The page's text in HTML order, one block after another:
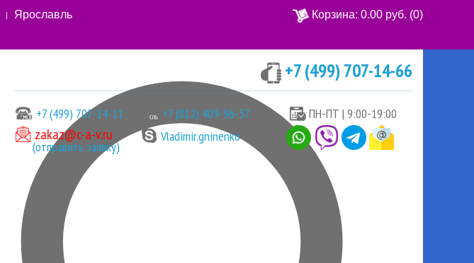
Ярославль
Корзина: 0.00 руб. (0)
+7 (499) 707-14-66
+7 (499) 707-14-11 +7 (812) 409-96-57 ПН-ПТ | 9:00-19:00
zakaz@c-a-v.ru
(отправить заявку)
Vladimir.gninenko